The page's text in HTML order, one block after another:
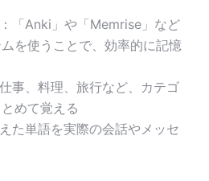
「Anki」や「Memrise」など
を使うことで、効率的に記憶
事、料理、旅行など、カテゴ
めて覚える
た単語を実際の会話やメッセ